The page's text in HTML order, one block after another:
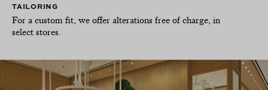
TAILORING
For a custom fit, we offer alterations free of charge, in
select stores.